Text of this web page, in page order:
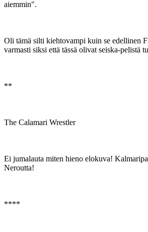
aiemmin".
Oli tämä silti kiehtovampi kuin se edellinen
varmasti siksi että tässä olivat seiska-pelistä
**
The Calamari Wrestler
Ei jumalauta miten hieno elokuva!
Neroutta!
****